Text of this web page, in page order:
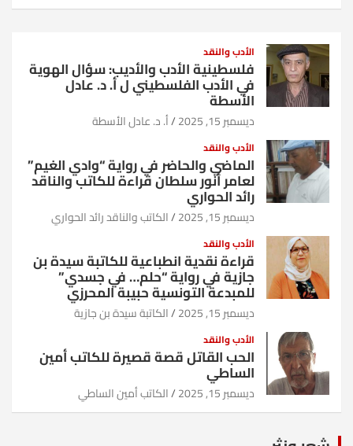
الأدب والنقد
فلسطينية الأدب والأديب: سؤال الهوية
في الأدب الفلسطيني ل أ. د. عادل
الأسطة
ديسمبر 15, 2025 أ. د. عادل الأسطة
الأدب والنقد
الماضي والحاضر في رواية “وادي الغيم”
لعامر أنور سلطان قراءة للكاتب والناقد
رائد الحواري
ديسمبر 15, 2025 الكاتب والناقد رائد الحواري
الأدب والنقد
قراءة نقدية انطباعية للكاتبة سيدة بن
جازية في رواية “حلم… في جسدي”
للمبدعة التونسية حبيبة المحرزي
ديسمبر 15, 2025 الكاتبة سيدة بن جازية
الأدب والنقد
الحب القاتل قصة قصيرة للكاتب أمين
الساطي
ديسمبر 15, 2025 الكاتب أمين الساطي